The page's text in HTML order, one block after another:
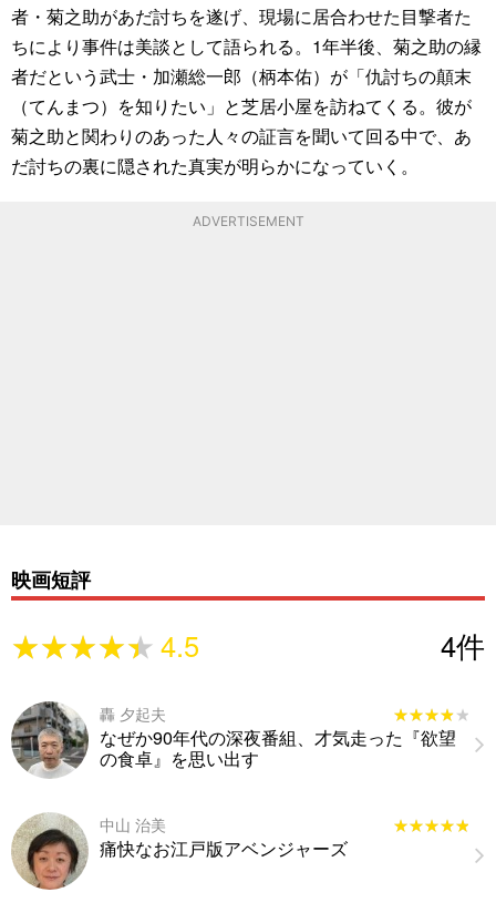
者・菊之助があだ討ちを遂げ、現場に居合わせた目撃者た
ちにより事件は美談として語られる。1年半後、菊之助の縁
者だという武士・加瀬総一郎（柄本佑）が「仇討ちの顛末
（てんまつ）を知りたい」と芝居小屋を訪ねてくる。彼が
菊之助と関わりのあった人々の証言を聞いて回る中で、あ
だ討ちの裏に隠された真実が明らかになっていく。
ADVERTISEMENT
映画短評
★★★★★
★★★★★4.5 4件
轟 夕起夫 ★★★★★
★★★★★
なぜか90年代の深夜番組、才気走った『欲望
の食卓』を思い出す
中山 治美 ★★★★★
★★★★★
痛快なお江戸版アベンジャーズ